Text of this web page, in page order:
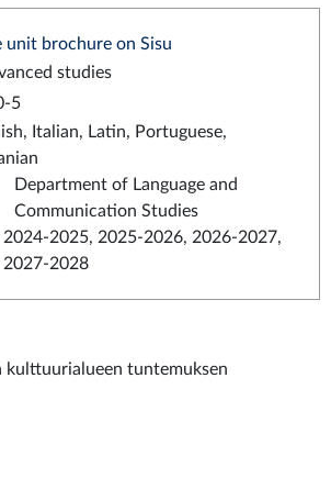
unit brochure on Sisu
studies
5
Italian, Latin, Portuguese,
Department of Language and
Communication Studies
2024-2025, 2025-2026, 2026-2027,
2027-2028
kulttuurialueen tuntemuksen